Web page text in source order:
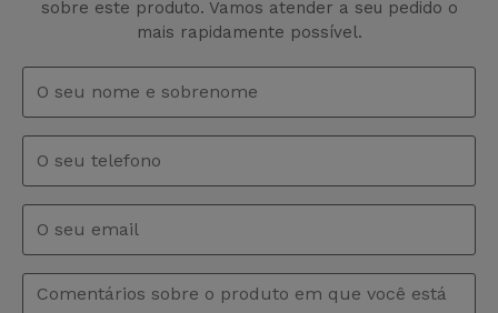
sobre este produto. Vamos atender a seu pedido o
mais rapidamente possível.
sobrenome *
Comentários